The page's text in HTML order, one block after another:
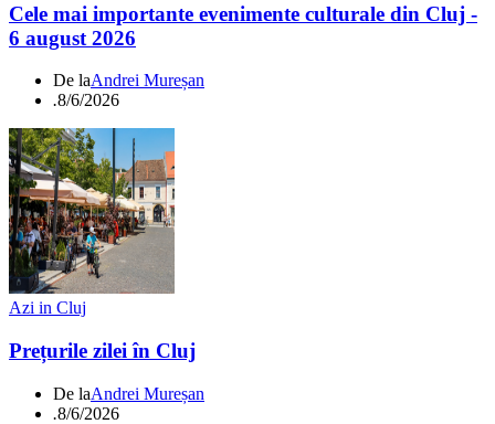
Cele mai importante evenimente culturale din Cluj -
6 august 2026
De laAndrei Mureșan
.8/6/2026
Azi in Cluj
Prețurile zilei în Cluj
De laAndrei Mureșan
.8/6/2026